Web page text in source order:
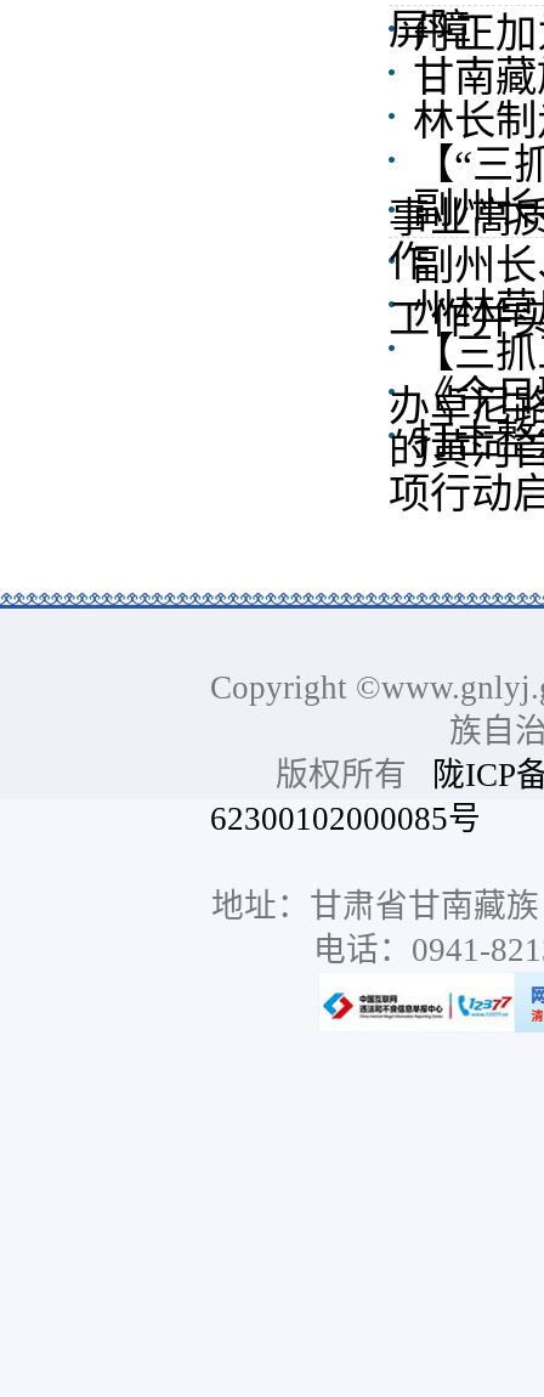
屏障
丹正
甘南
林长
【“
事业高
副州
作副州
工作并
州林
【三
办卓尼
《今
的黄河
打击
项行动
Copyright
族自
版权所有
陇ICP
62300102000085号
地址：甘肃省甘南藏
电话：0941-